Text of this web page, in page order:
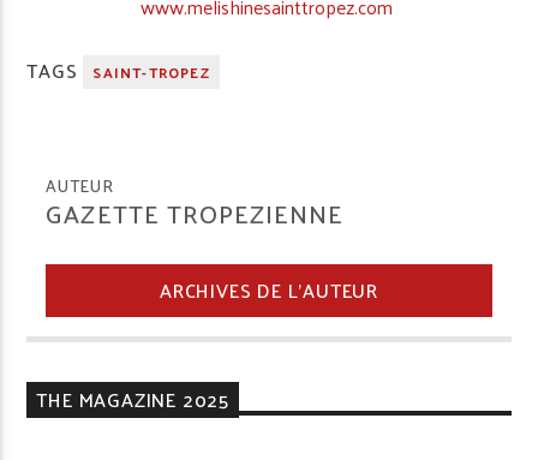
www.melishinesainttropez.com
TAGS
SAINT-TROPEZ
AUTEUR
GAZETTE TROPEZIENNE
ARCHIVES DE L'AUTEUR
THE MAGAZINE 2025